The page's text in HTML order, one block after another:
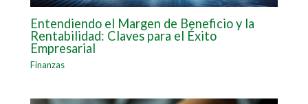
Entendiendo el Margen de Beneficio y la
Rentabilidad: Claves para el Éxito
Empresarial
Finanzas